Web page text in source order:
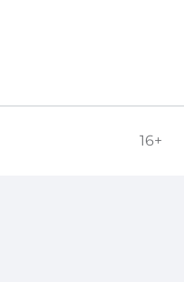
16+